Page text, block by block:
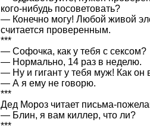
кого-нибудь посоветовать?
— Конечно могу! Любой живой
считается проверенным.
***
— Софочка, как у тебя с сексом?
— Нормально, 14 раз в неделю.
— Ну и гигант у тебя муж! Как он
— А я ему не говорю.
***
Дед Мороз читает письма-
— Блин, я вам киллер, что ли?
***